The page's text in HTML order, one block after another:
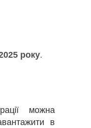
року.
можна
в